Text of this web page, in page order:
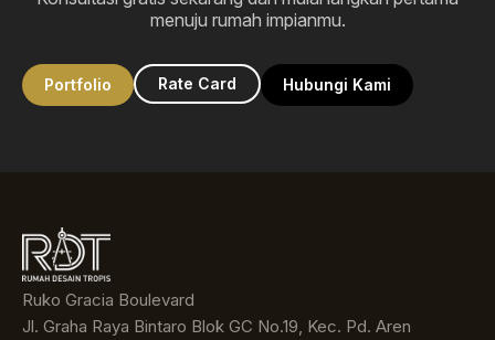
menuju rumah impianmu.
Portfolio Rate Card Hubungi Kami
Ruko Gracia Boulevard
Jl. Graha Raya Bintaro Blok GC No.19, Kec. Pd. Aren